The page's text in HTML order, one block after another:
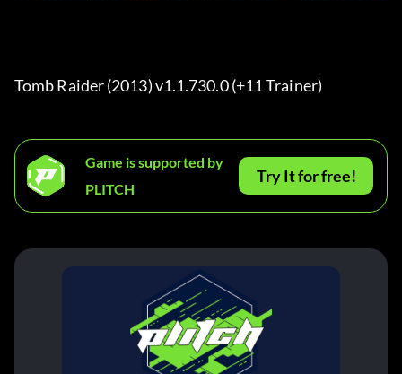
Tomb Raider (2013) v1.1.730.0 (+11 Trainer)
Game is supported by
PLITCH
Try It for free!